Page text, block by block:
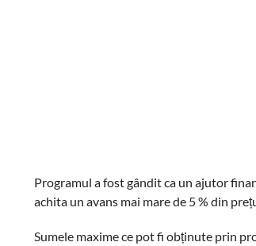
Programul a fost gândit ca un ajutor
achita un avans mai mare de 5 % din
Sumele maxime ce pot fi obținute prin